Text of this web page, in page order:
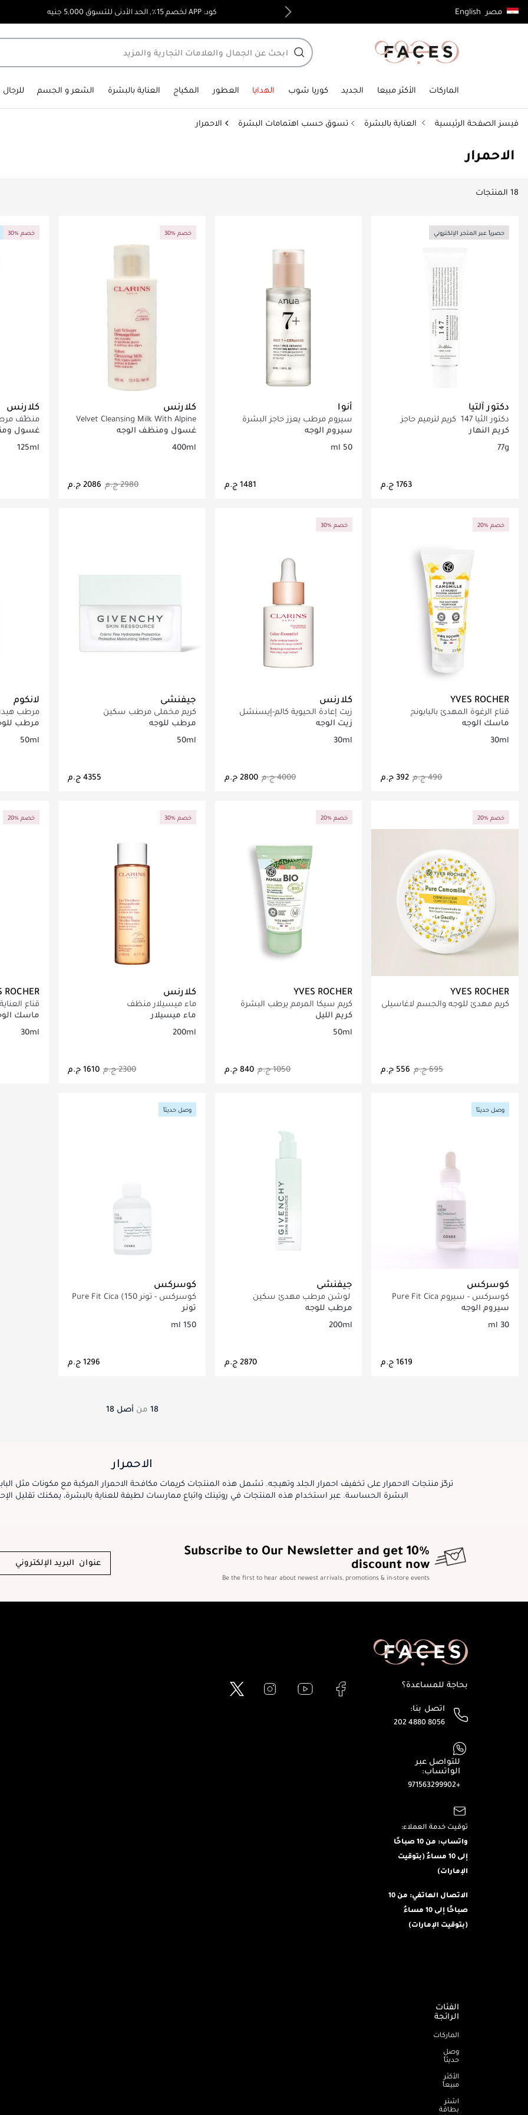
مصر English كود: APP لخصم 15٪, الحد الأدنى للتسوق 5,000 جنيه توصيل مجاني لجميع الطلبات فوق 4,000ج.م
الماركات الأكثر مبيعا الجديد كوريا شوب الهدايا العطور المكياج العناية بالبشرة الشعر و الجسم للرجال
فيسز الصفحة الرئيسية العناية بالبشرة تسوق حسب اهتمامات البشرة الاحمرار
الاحمرار
18 المنتجات
حصرياً عبر المتجر الإلكتروني
دكتور آلتيا
دكتور الثيا 147 كريم لترميم حاجز
البشرة
كريم النهار
77g
أنوا
سيروم مرطب يعزز حاجز البشرة
مثالي للبشرة الجافة والحساسة
يمنع فقدان الرطوبة
سيروم الوجه
50 ml
30% خصم
كلارنس
Velvet Cleansing Milk With Alpine
Golden Gentian & Lemon Balm
Extracts 400 ml
غسول ومنظف الوجه
400ml
⁦2980⁩ ج.م
30% خصم
كلارنس
منظّف
125مل
غسول
125ml
20% خصم
YVES ROCHER
قناع الرغوة المهدئ بالبابونج
العضوي
ماسك الوجه
30ml
⁦490⁩ ج.م
30% خصم
كلارنس
زيت إعادة الحيوية كالم-إيسنشل
زيت الوجه
30ml
⁦4000⁩ ج.م ⁦2800⁩ ج.م
جيفنشي
كريم مخملي مرطب سكين
ريسورس 50مل
مرطب للوجه
50ml
لانكوم
مرطب
السائل
مرطب
50ml
20% خصم
YVES ROCHER
كريم مهدئ للوجه والجسم لاغاسيلي
⁦695⁩ ج.م
20% خصم
YVES ROCHER
كريم سيكا المرمم يرطب البشرة
كريم الليل
50ml
⁦1050⁩ ج.م ⁦840⁩ ج.م
30% خصم
كلارنس
ماء ميسيلار منظف
ماء ميسيلار
200ml
⁦2300⁩ ج.م
20% خصم
ROCHER
قناع
البشرة
ماسك
30ml
وصل حديثاً
كوسركس
كوسركس - سيروم Pure Fit Cica
(30 مل)
سيروم الوجه
30 ml
جيفنشي
لوشن مرطب مهدئ سكين
ريسورس 200مل
مرطب للوجه
200ml
⁦2870⁩ ج.م
وصل حديثاً
كوسركس
كوسركس - تونر Pure Fit Cica (150
مل)
تونر
150 ml
18 من أصل
الاحمرار
تركّز منتجات الاحمرار على تخفيف احمرار الجلد وتهيجه. تشمل هذه المنتجات كريمات مكافحة الاحمرار المركبة مع مكونات مثل
البشرة الحساسة. عبر استخدام هذه المنتجات في روتينك واتباع ممارسات لطيفة للعناية بالبشرة، يمكنك تقليل
Subscribe to Our Newsletter and get 10%
discount now
Be the first to hear about newest arrivals, promotions & in-store events
بحاجة للمساعدة؟
اتصل بنا:
202 4880 8056
للتواصل عبر
الواتساب:
+971563299902
توقيت خدمة العملاء:
واتساب: من 10 صباحًا
إلى 10 مساءُ (بتوقيت
الإمارات)
الاتصال الهاتفي: من 10
صباحًا إلى 10 مساءُ
(بتوقيت الإمارات)
الفئات
الرائجة
الماركات
وصل
حديثاً
الأكثر
مبيعاً
اشترِ
بطاقة